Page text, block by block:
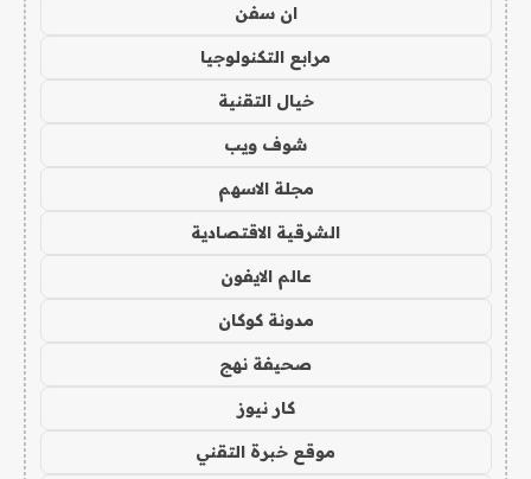
ان سفن
مرابع التكنولوجيا
خيال التقنية
شوف ويب
مجلة الاسهم
الشرقية الاقتصادية
عالم الايفون
مدونة كوكان
صحيفة نهج
كار نيوز
موقع خبرة التقني